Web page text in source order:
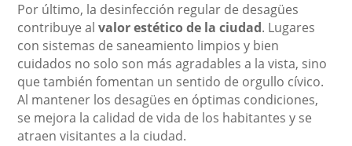
Por último, la desinfección regular de desagües
contribuye alvalor estético de la ciudad. Lugares
con sistemas de saneamiento limpios y bien
cuidados no solo son más agradables a la vista, sino
que también fomentan un sentido de orgullo cívico.
Al mantener los desagües en óptimas condiciones,
se mejora la calidad de vida de los habitantes y se
atraen visitantes a la ciudad.